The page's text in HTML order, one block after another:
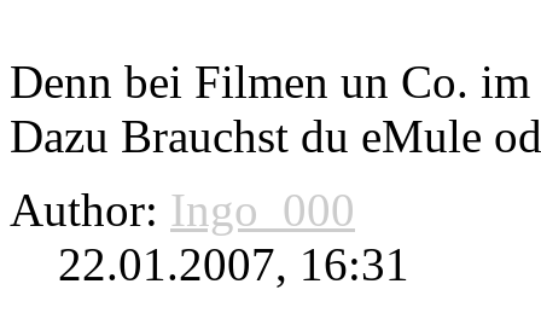
Denn bei Filmen un Co.
Dazu Brauchst du eMule
Author: Ingo_000
22.01.2007, 16:31